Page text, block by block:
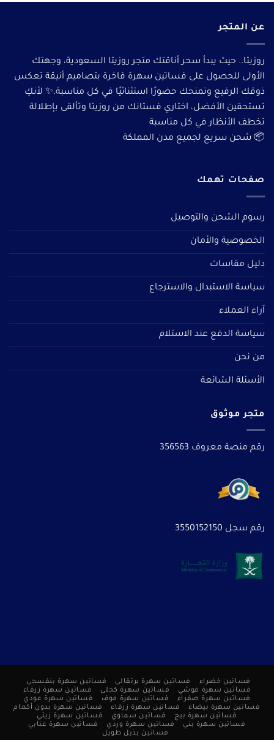
عن المتجر
روزيتا.. حيث يبدأ سحر أناقتك متجر روزيتا السعودية، وجهتك
الأولى للحصول على فساتين سهرة فاخرة بتصاميم أنيقة تعكس
ذوقك الرفيع وتمنحك حضورًا استثنائيًا في كل مناسبة.✨ لأنكِ
تستحقين الأفضل، اختاري فستانك من روزيتا وتألقى بإطلالة
تخطف الأنظار في كل مناسبة
📦 شحن سريع لجميع مدن المملكة
صفحات تهمك
رسوم الشحن والتوصيل
الخصوصية والأمان
دليل مقاسات
سياسة الاستبدال والاسترجاع
آراء العملاء
سياسة الدفع عند الاستلام
من نحن
الأسئلة الشائعة
متجر موثوق
رقم منصة معروف 356563
رقم سجل 3550152150
فساتين خضراء فساتين سهرة برتقالى
فساتين سهرة بنفسجى
فساتين سهرة فوشي
فساتين سهرة كحلى
فساتين سهرة زرقاء
فساتين سهرة صفراء
فساتين سهرة موف
فساتين سهرة عودي
فساتين سهرة بيضاء
فساتين سهرة زرقاء
فساتين سهرة بدون أكمام
فساتين سهرة بيج
فساتين سماوي
فساتين سهرة زيتي
فساتين سهرة بني
فساتين سهرة وردي
فساتين سهرة عنابي
فساتين بذيل طويل